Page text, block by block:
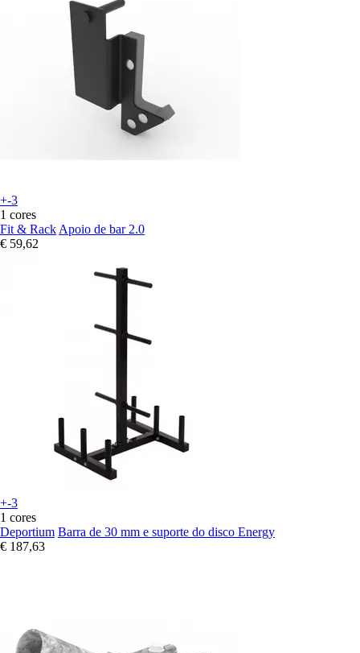
+-3
1 cores
Fit & Rack Apoio de bar 2.0
€ 59,62
+-3
1 cores
Deportium Barra de 30 mm e suporte do disco Energy
€ 187,63